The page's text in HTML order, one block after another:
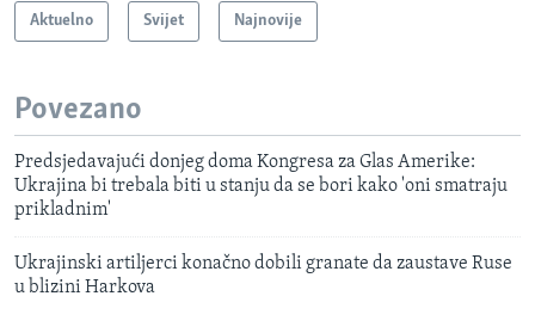
Aktuelno Svijet Najnovije
Povezano
Predsjedavajući donjeg doma Kongresa za Glas Amerike:
Ukrajina bi trebala biti u stanju da se bori kako 'oni smatraju
prikladnim'
Ukrajinski artiljerci konačno dobili granate da zaustave Ruse
u blizini Harkova